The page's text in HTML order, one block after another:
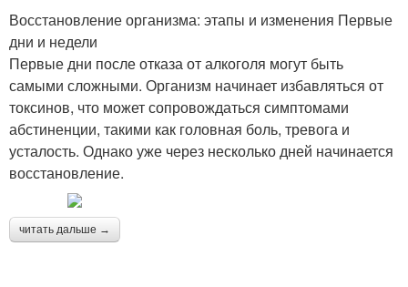
Восстановление организма: этапы и изменения Первые
дни и недели
Первые дни после отказа от алкоголя могут быть
самыми сложными. Организм начинает избавляться от
токсинов, что может сопровождаться симптомами
абстиненции, такими как головная боль, тревога и
усталость. Однако уже через несколько дней начинается
восстановление.
читать дальше →